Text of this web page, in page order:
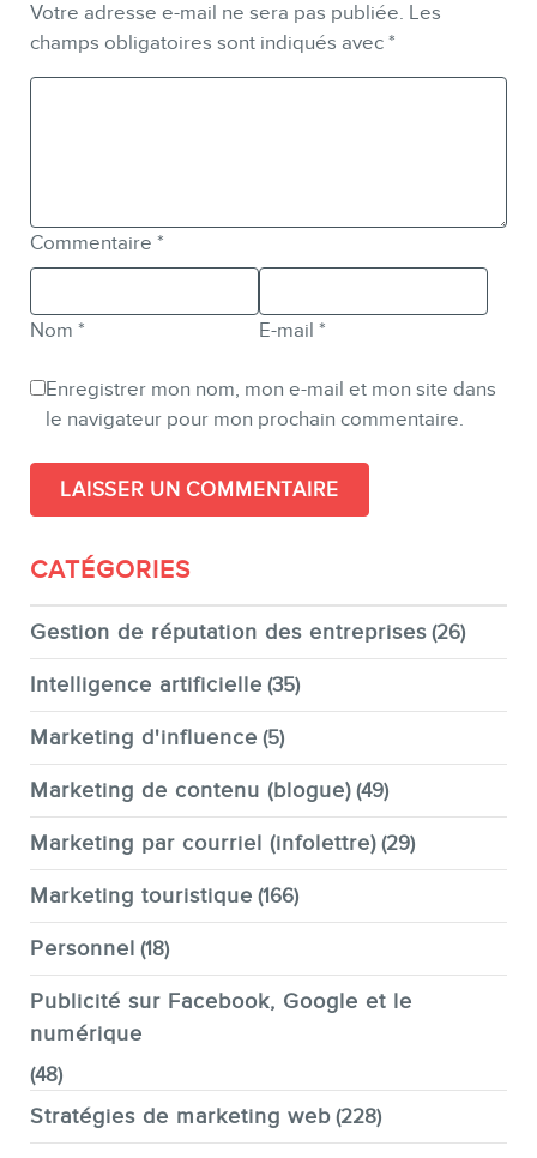
Votre adresse e-mail ne sera pas publiée. Les
champs obligatoires sont indiqués avec *
Commentaire *
Nom * E-mail *
Enregistrer mon nom, mon e-mail et mon site dans
le navigateur pour mon prochain commentaire.
CATÉGORIES
Gestion de réputation des entreprises (26)
Intelligence artificielle (35)
Marketing d'influence (5)
Marketing de contenu (blogue) (49)
Marketing par courriel (infolettre) (29)
Marketing touristique (166)
Personnel (18)
Publicité sur Facebook, Google et le
numérique
(48)
Stratégies de marketing web (228)